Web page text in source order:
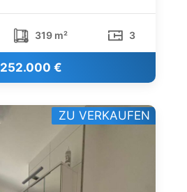
319 m² 3
252.000 €
ZU VERKAUFEN